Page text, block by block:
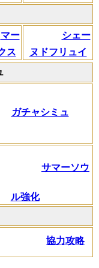
マー
ス
シェー
ヌドフリュイ
ガチャシミュ
サマーソウ
ル強化
協力攻略